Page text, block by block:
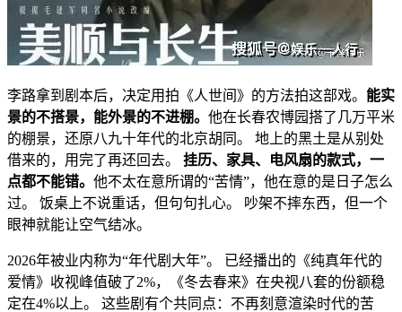
李路拿到剧本后，决定用拍《人世间》的方法拍这部戏。 能实
景的不搭景，能外景的不进棚。 他在长春农博园搭了几万平米
的棚景，还原八九十年代的北京胡同。 地上的黑土是从别处
借来的，用完了再还回去。 挂历、家具、电风扇的款式，一
点都不能错。 他不太在意所谓的“苦情”，他在意的是日子怎么
过。 饭桌上不说重话，但句句扎心。 吵架不摔东西，但一个
眼神就能让空气结冰。
2026年被业内称为“年代剧大年”。 已经播出的《纯真年代的
爱情》收视峰值破了2%，《冬去春来》在央视八套的份额稳
定在4%以上。 这些剧有个共同点：不再刻意渲染时代的苦